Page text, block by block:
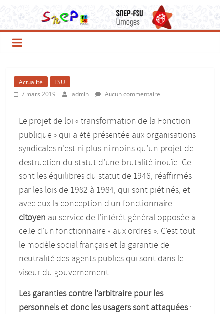
Actualité
FSU
7 mars 2019
admin Aucun commentaire
Le projet de loi « transformation de la Fonction
publique » qui a été présentée aux organisations
syndicales n’est ni plus ni moins qu’un projet de
destruction du statut d’une brutalité inouïe. Ce
sont les équilibres du statut de 1946, réaffirmés
par les lois de 1982 à 1984, qui sont piétinés, et
avec eux la conception d’un fonctionnaire
citoyen au service de l’intérêt général opposée à
celle d’un fonctionnaire « aux ordres ». C’est tout
le modèle social français et la garantie de
neutralité des agents publics qui sont dans le
viseur du gouvernement.
Les garanties contre l’arbitraire pour les
personnels et donc les usagers sont attaquées: